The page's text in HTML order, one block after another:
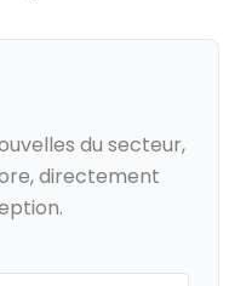
du secteur,
directement